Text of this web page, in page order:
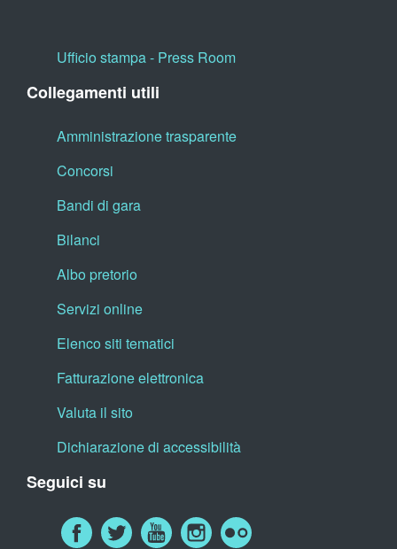
Ufficio stampa - Press Room
Collegamenti utili
Amministrazione trasparente
Concorsi
Bandi di gara
Bilanci
Albo pretorio
Servizi online
Elenco siti tematici
Fatturazione elettronica
Valuta il sito
Dichiarazione di accessibilità
Seguici su